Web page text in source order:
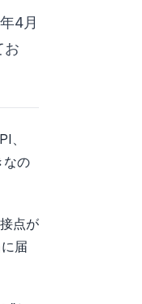
4月
お
、
なの
点が
届